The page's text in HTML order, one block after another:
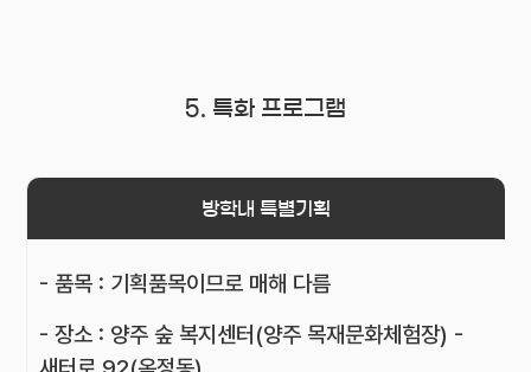
5. 특화 프로그램
방학내 특별기획
- 품목 : 기획품목이므로 매해 다름
- 장소 : 양주 숲 복지센터(양주 목재문화체험장) -